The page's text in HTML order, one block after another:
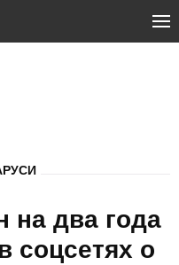
на два года
соцсетях о